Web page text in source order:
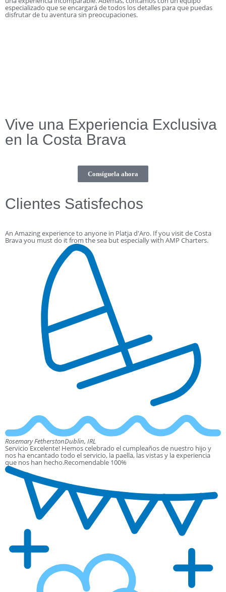
especializado que se encargará de todos los detalles para que puedas
disfrutar de tu aventura sin preocupaciones.
Vive una Experiencia Exclusiva
en la Costa Brava
Consíguela ahora
Clientes Satisfechos
An Amazing experience to anyone in Platja d'Aro. If you visit de Costa
Brava you must do it from the sea but especially with AMP Charters.
Rosemary FetherstonDublin, IRL
Servicio Excelente! Hemos celebrado el cumpleaños de nuestro hijo y
nos ha encantado todo el servicio, la paella, las vistas y la experiencia
que nos han hecho.Recomendable 100%